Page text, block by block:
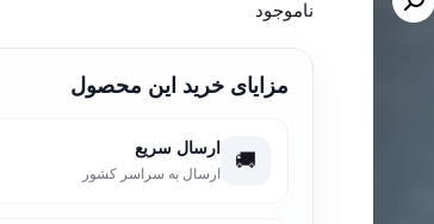
ناموجود
مزایای خرید این محصول
🚚 ارسال سریع
ارسال به سراسر کشور